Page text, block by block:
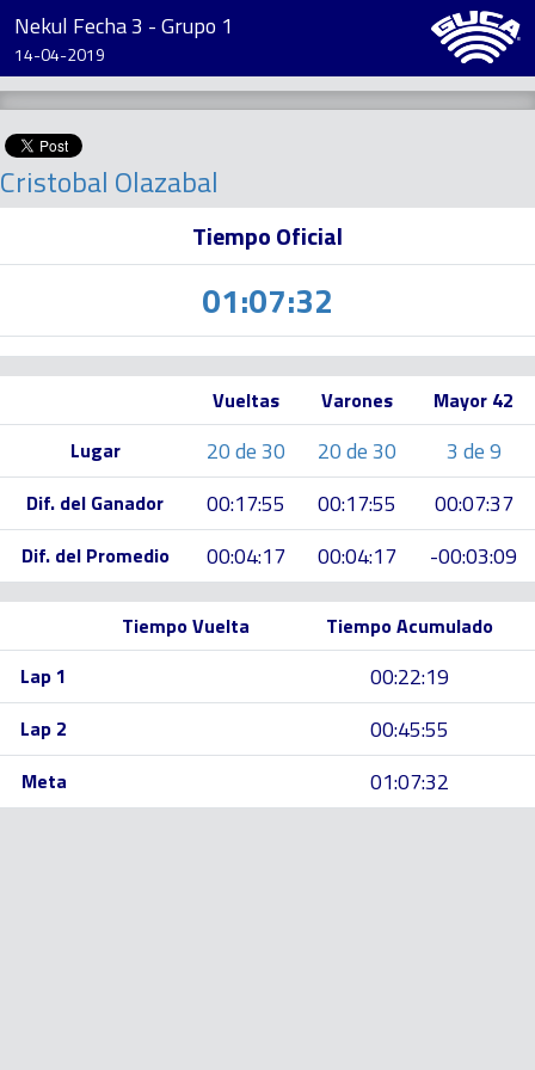
Nekul Fecha 3 - Grupo 1
14-04-2019
Cristobal Olazabal
Tiempo Oficial
01:07:32
Vueltas Varones
Mayor 42
Lugar
20 de 30 20 de 30 3 de 9
Dif. del Ganador 00:17:55 00:17:55 00:07:37
Dif. del Promedio 00:04:17 00:04:17 -00:03:09
Tiempo Vuelta
Tiempo Acumulado
Lap 1
00:22:19
Lap 2 00:45:55
Meta 01:07:32